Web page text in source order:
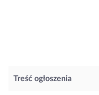
Treść ogłoszenia